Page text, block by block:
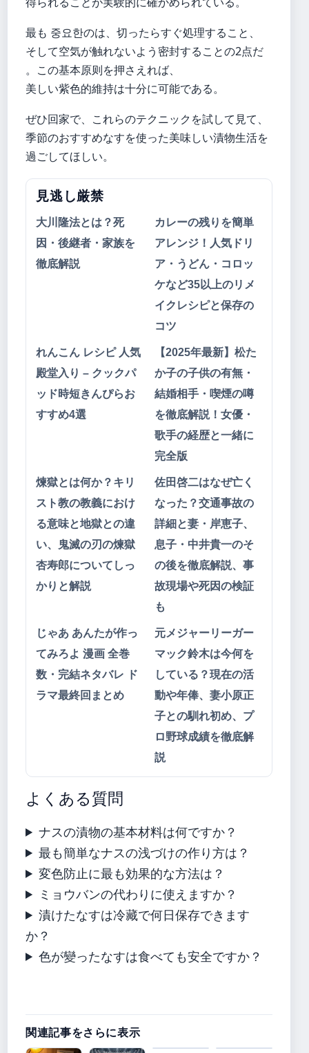
最も 중요한のは、切ったらすぐ処理すること、
そして空気が触れないよう密封することの2点だ
。この基本原则を押さえれば、
美しい紫色的維持は十分に可能である。
ぜひ回家で、これらのテクニックを試して見て、
季節のおすすめなすを使った美味しい漬物生活を
過ごしてほしい。
見逃し厳禁
大川隆法とは？死
因・後継者・家族を
徹底解説
カレーの残りを簡単
アレンジ！人気ドリ
ア・うどん・コロッ
ケなど35以上のリメ
イクレシピと保存の
コツ
れんこん レシピ 人気
殿堂入り – クックパ
ッド時短きんぴらお
すすめ4選
【2025年最新】松た
か子の子供の有無・
結婚相手・喫煙の噂
を徹底解説！女優・
歌手の経歴と一緒に
完全版
煉獄とは何か？キリ
スト教の教義におけ
る意味と地獄との違
い、鬼滅の刃の煉獄
杏寿郎についてしっ
かりと解説
佐田啓二はなぜ亡く
なった？交通事故の
詳細と妻・岸恵子、
息子・中井貴一のそ
の後を徹底解説、事
故現場や死因の検証
も
じゃあ あんたが作っ
てみろよ 漫画 全巻
数・完結ネタバレ ド
ラマ最終回まとめ
元メジャーリーガー
マック鈴木は今何を
している？現在の活
動や年俸、妻小原正
子との馴れ初め、プ
ロ野球成績を徹底解
説
よくある質問
ナスの漬物の基本材料は何ですか？
最も簡単なナスの浅づけの作り方は？
変色防止に最も効果的な方法は？
ミョウバンの代わりに使えますか？
漬けたなすは冷藏で何日保存できます
か？
色が變ったなすは食べても安全ですか？
関連記事をさらに表示